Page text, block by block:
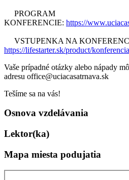
PROGRAM
KONFERENCIE: https://
VSTUPENKA NA
https://lifestarter.sk/product/
Vaše prípadné otázky alebo nápady
adresu office@uciacasatrnava.sk
Tešíme sa na vás!
Osnova vzdelávania
Lektor(ka)
Mapa miesta podujatia​